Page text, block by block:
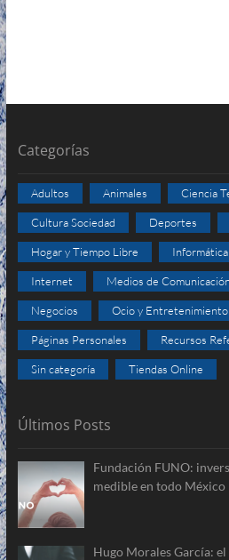
Categorías
Adultos Animales Ciencia
Cultura Sociedad Deportes
Hogar y Tiempo Libre
Internet Medios de
Negocios Ocio y Entretenimiento
Páginas Personales Recursos
Sin categoría Tiendas Online
Últimos Posts
Fundación FUNO:
medible en todo México
Hugo Morales García: